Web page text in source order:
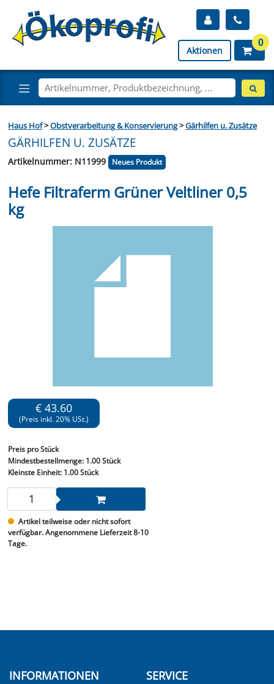
Aktionen
0
Haus Hof>Obstverarbeitung & Konservierung>Gärhilfen u. Zusätze
GÄRHILFEN U. ZUSÄTZE
Artikelnummer: N11999 Neues Produkt
Hefe Filtraferm Grüner Veltliner 0,5
kg
€ 43.60
(Preis inkl. 20% USt.)
Preis pro Stück
Mindestbestellmenge: 1.00 Stück
Kleinste Einheit:1.00 Stück
Artikel teilweise oder nicht sofort
verfügbar. Angenommene Lieferzeit 8-10
Tage.
INFORMATIONEN SERVICE